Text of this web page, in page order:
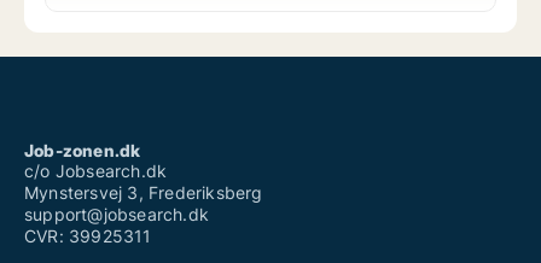
Job-zonen.dk
c/o Jobsearch.dk
Mynstersvej 3, Frederiksberg
support@jobsearch.dk
CVR: 39925311